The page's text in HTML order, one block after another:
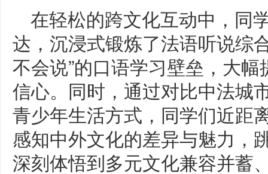
在轻松的跨文化互动中，同
达，沉浸式锻炼了法语听说综
不会说”的口语学习壁垒，大
信心。同时，通过对比中法城
青少年生活方式，同学们近距
感知中外文化的差异与魅力，
深刻体悟到多元文化兼容并蓄